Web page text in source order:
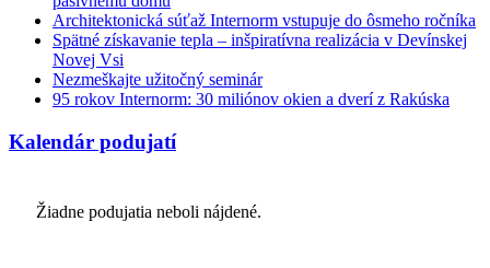
Architektonická súťaž Internorm vstupuje do ôsmeho ročníka
Spätné získavanie tepla – inšpiratívna realizácia v Devínskej
Novej Vsi
Nezmeškajte užitočný seminár
95 rokov Internorm: 30 miliónov okien a dverí z Rakúska
Kalendár podujatí
Žiadne podujatia neboli nájdené.